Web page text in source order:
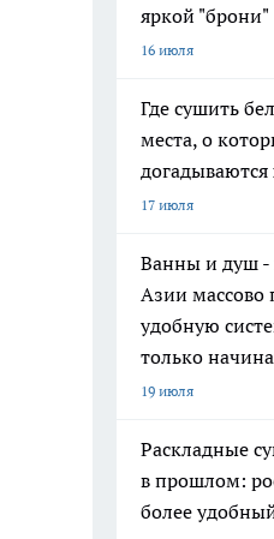
яркой "брони"
16 июля
Где сушить
места, о
догадываются
17 июля
Ванны и душ
Азии массово
удобную
только
19 июля
Раскладные
в прошлом:
более